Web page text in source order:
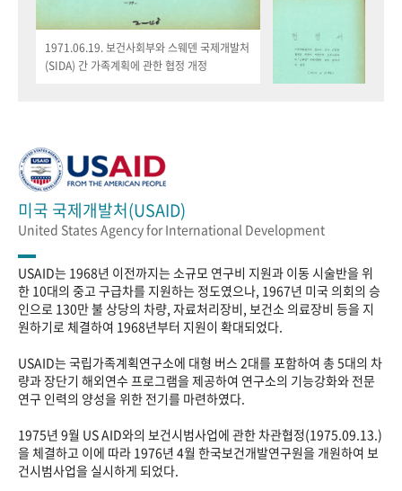
1971.06.19. 보건사회부와 스웨덴 국제개발처
(SIDA) 간 가족계획에 관한 협정 개정
미국 국제개발처(USAID)
United States Agency for International Development
USAID는 1968년 이전까지는 소규모 연구비 지원과 이동 시술반을 위
한 10대의 중고 구급차를 지원하는 정도였으나, 1967년 미국 의회의 승
인으로 130만 불 상당의 차량, 자료처리장비, 보건소 의료장비 등을 지
원하기로 체결하여 1968년부터 지원이 확대되었다.
USAID는 국립가족계획연구소에 대형 버스 2대를 포함하여 총 5대의 차
량과 장단기 해외연수 프로그램을 제공하여 연구소의 기능강화와 전문
연구 인력의 양성을 위한 전기를 마련하였다.
1975년 9월 US AID와의 보건시범사업에 관한 차관협정(1975.09.13.)
을 체결하고 이에 따라 1976년 4월 한국보건개발연구원을 개원하여 보
건시범사업을 실시하게 되었다.